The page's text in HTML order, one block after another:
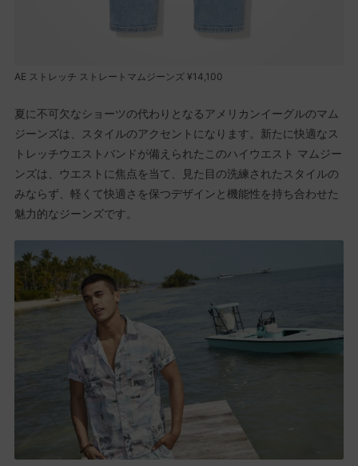
AE ストレッチ ストレートマムジーンズ ¥14,100
夏に不可欠なショーツの代わりとなるアメリカンイーグルのマム
ジーンズは、スタイルのアクセントになります。新たに快適なス
トレッチウエストバンドが備えられたこのハイウエスト マムジー
ンズは、ウエストに焦点を当て、見た目の洗練されたスタイルの
みならず、軽くて快適さを保つデザインと機能性を持ち合わせた
魅力的なジーンズです。